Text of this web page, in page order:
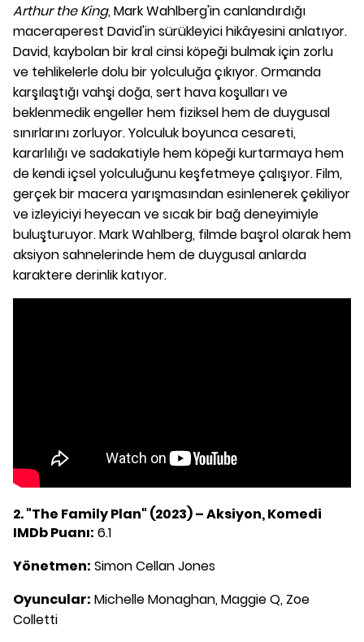
Arthur the King, Mark Wahlberg'in canlandırdığı
maceraperest David'in sürükleyici hikâyesini anlatıyor.
David, kaybolan bir kral cinsi köpeği bulmak için zorlu
ve tehlikelerle dolu bir yolculuğa çıkıyor. Ormanda
karşılaştığı vahşi doğa, sert hava koşulları ve
beklenmedik engeller hem fiziksel hem de duygusal
sınırlarını zorluyor. Yolculuk boyunca cesareti,
kararlılığı ve sadakatiyle hem köpeği kurtarmaya hem
de kendi içsel yolculuğunu keşfetmeye çalışıyor. Film,
gerçek bir macera yarışmasından esinlenerek çekiliyor
ve izleyiciyi heyecan ve sıcak bir bağ deneyimiyle
buluşturuyor. Mark Wahlberg, filmde başrol olarak hem
aksiyon sahnelerinde hem de duygusal anlarda
karaktere derinlik katıyor.
2. "The Family Plan" (2023) – Aksiyon, Komedi
IMDb Puanı: 6.1
Yönetmen: Simon Cellan Jones
Oyuncular: Michelle Monaghan, Maggie Q, Zoe
Colletti